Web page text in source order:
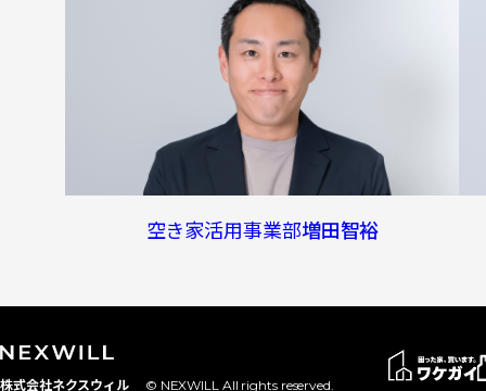
空き家活用事業部増田智裕
株式会社ネクスウィル © NEXWILL All rights reserved.